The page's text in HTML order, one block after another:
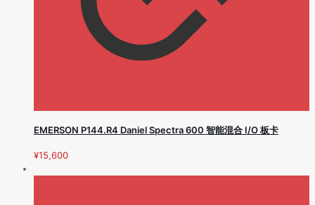
EMERSON P144.R4 Daniel Spectra 600 智能混合 I/O 板卡
¥15,600